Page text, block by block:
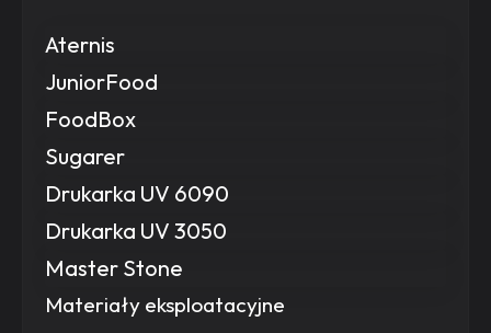
Aternis
JuniorFood
FoodBox
Sugarer
Drukarka UV 6090
Drukarka UV 3050
Master Stone
Materiały eksploatacyjne